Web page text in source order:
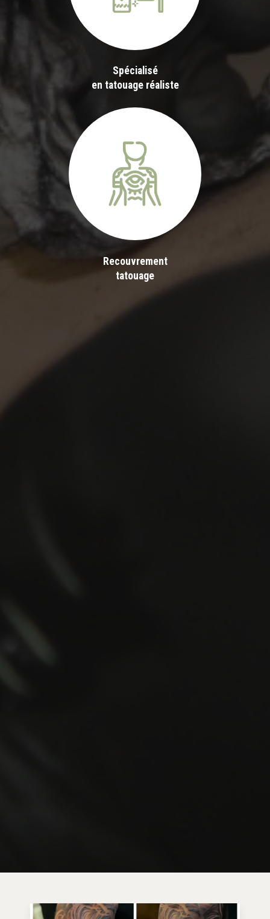
Spécialisé
en tatouage réaliste
Recouvrement
tatouage